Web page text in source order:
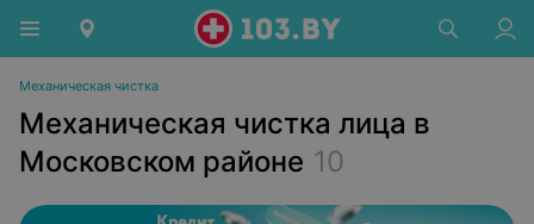
Механическая чистка
Механическая чистка лица в
Московском районе 10